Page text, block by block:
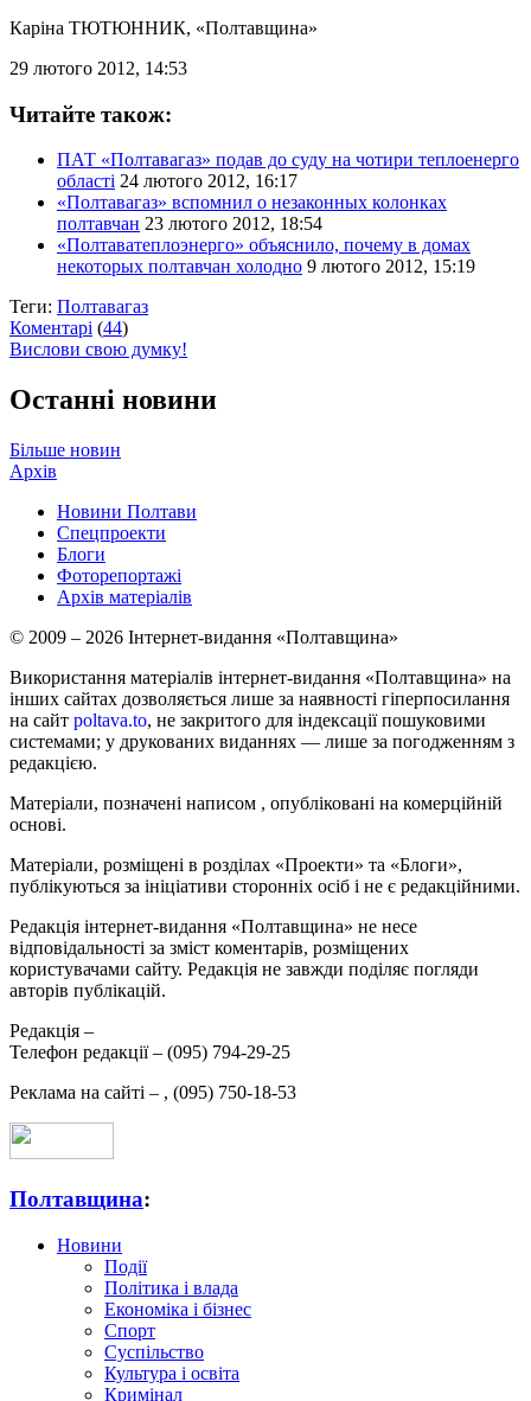
Каріна ТЮТЮННИК, «Полтавщина»
29 лютого 2012, 14:53
Читайте також:
ПАТ «Полтавагаз» подав до суду на чотири теплоенерго
області 24 лютого 2012, 16:17
«Полтавагаз» вспомнил о незаконных колонках
полтавчан 23 лютого 2012, 18:54
«Полтаватеплоэнерго» объяснило, почему в домах
некоторых полтавчан холодно 9 лютого 2012, 15:19
Теги: Полтавагаз
Коментарі (44)
Вислови свою думку!
Останні новини
Більше новин
Архів
Новини Полтави
Спецпроекти
Блоги
Фоторепортажі
Архів матеріалів
© 2009 – 2026 Інтернет-видання «Полтавщина»
Використання матеріалів інтернет-видання «Полтавщина» на
інших сайтах дозволяється лише за наявності гіперпосилання
на сайт poltava.to, не закритого для індексації пошуковими
системами; у друкованих виданнях — лише за погодженням з
редакцією.
Матеріали, позначені написом , опубліковані на комерційній
основі.
Матеріали, розміщені в розділах «Проекти» та «Блоги»,
публікуються за ініціативи сторонніх осіб і не є редакційними.
Редакція інтернет-видання «Полтавщина» не несе
відповідальності за зміст коментарів, розміщених
користувачами сайту. Редакція не завжди поділяє погляди
авторів публікацій.
Редакція –
Телефон редакції – (095) 794-29-25
Реклама на сайті – , (095) 750-18-53
Полтавщина:
Новини
Події
Політика і влада
Економіка і бізнес
Спорт
Суспільство
Культура і освіта
Кримінал